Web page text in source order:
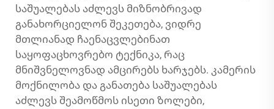
საშუალებას აძლევს მიზნობრივად
განახორციელონ შეკეთება, ვიდრე
მთლიანად ჩაენაცვლებინათ
საყოფაცხოვრებო ტექნიკა, რაც
მნიშვნელოვნად ამცირებს ხარჯებს. კამერის
მოქნილობა და განათება საშუალებას
აძლევს შეამოწმოს ისეთი ზოლები,